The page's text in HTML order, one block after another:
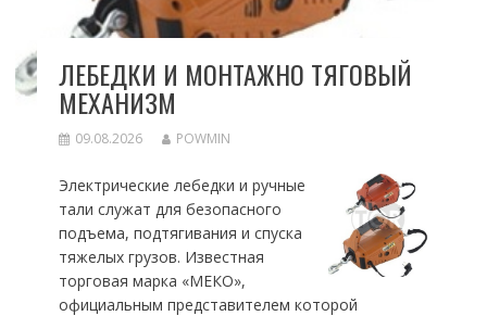
ЛЕБЕДКИ И МОНТАЖНО ТЯГОВЫЙ
МЕХАНИЗМ
09.08.2026 POWMIN
Электрические лебедки и ручные
тали служат для безопасного
подъема, подтягивания и спуска
тяжелых грузов. Известная
торговая марка «МЕКО»,
официальным представителем которой